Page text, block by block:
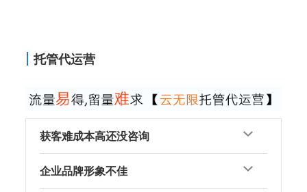
托管代运营
获客难成本高还没咨询
企业品牌形象不佳